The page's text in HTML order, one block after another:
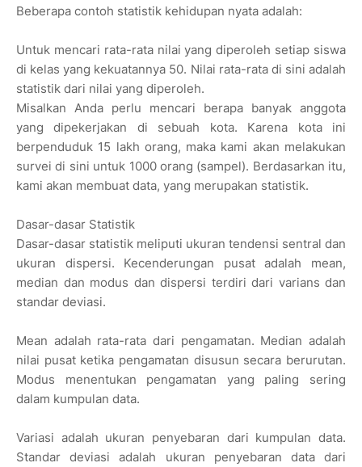
Beberapa contoh statistik kehidupan nyata adalah:
Untuk mencari rata-rata nilai yang diperoleh setiap siswa
di kelas yang kekuatannya 50. Nilai rata-rata di sini adalah
statistik dari nilai yang diperoleh.
Misalkan Anda perlu mencari berapa banyak anggota
yang dipekerjakan di sebuah kota. Karena kota ini
berpenduduk 15 lakh orang, maka kami akan melakukan
survei di sini untuk 1000 orang (sampel). Berdasarkan itu,
kami akan membuat data, yang merupakan statistik.
Dasar-dasar Statistik
Dasar-dasar statistik meliputi ukuran tendensi sentral dan
ukuran dispersi. Kecenderungan pusat adalah mean,
median dan modus dan dispersi terdiri dari varians dan
standar deviasi.
Mean adalah rata-rata dari pengamatan. Median adalah
nilai pusat ketika pengamatan disusun secara berurutan.
Modus menentukan pengamatan yang paling sering
dalam kumpulan data.
Variasi adalah ukuran penyebaran dari kumpulan data.
Standar deviasi adalah ukuran penyebaran data dari